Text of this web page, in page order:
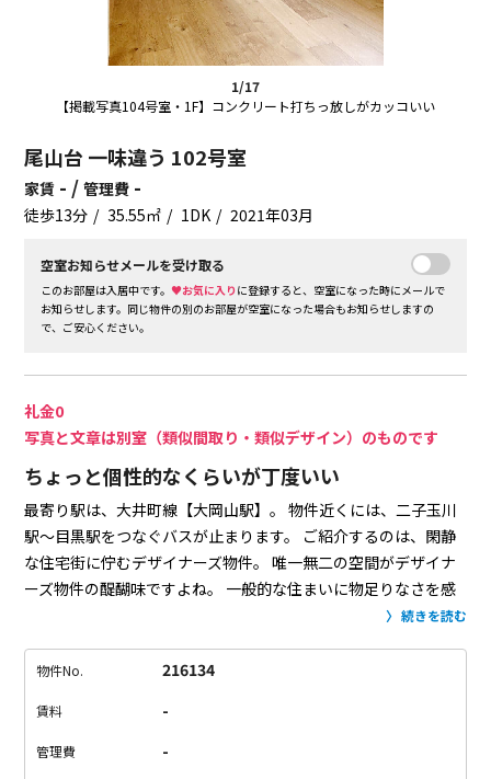
1/17
【掲載写真104号室・1F】コンクリート打ちっ放しがカッコいい
尾山台 一味違う 102号室
家賃 - /管理費 -
徒歩13分 35.55㎡ 1DK 2021年03月
空室お知らせメールを受け取る
このお部屋は入居中です。♥お気に入り に登録すると、空室になった時にメールで
お知らせします。同じ物件の別のお部屋が空室になった場合もお知らせしますの
で、ご安心ください。
礼金0
写真と文章は別室（類似間取り・類似デザイン）のものです
ちょっと個性的なくらいが丁度いい
最寄り駅は、大井町線【大岡山駅】。 物件近くには、二子玉川
駅〜目黒駅をつなぐバスが止まります。
ご紹介するのは、閑静
な住宅街に佇むデザイナーズ物件。 唯一無二の空間がデザイナ
ーズ物件の醍醐味ですよね。
一般的な住まいに物足りなさを感
お部屋は、メゾネットタイプ。1Fにダ
す。一部の壁と天井がコンクリート打ちっ放しがカッコいい。
です。
コンパクトでも収納は十分にご用意。
持できそう。
物件から徒歩5分圏内にコンビニとスーパーがあり
続きを読む
物件No. 216134
賃料 -
管理費 -